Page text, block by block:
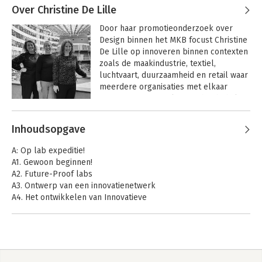
Innovating with
Innoveren met Labs
In 5 stappen naar
je droombaan
Environments
Over Christine De Lille
Door haar promotieonderzoek over
Design binnen het MKB focust Christine
De Lille op innoveren binnen contexten
zoals de maakindustrie, textiel,
luchtvaart, duurzaamheid en retail waar
meerdere organisaties met elkaar
van haar Tenure bij de TU Delft werd ze
Inmiddels is ze hoogleraar en directeur
bij Northumbria University maar blijft ze
als Visiting Professor.
Following her PhD research on design
Andere boeken door Christine De
Lille
Inhoudsopgave
A: Op lab expeditie!
A1. Gewoon beginnen!
A2. Future-Proof labs
A3. Ontwerp van een innovatienetwerk
A4. Het ontwikkelen van Innovatieve